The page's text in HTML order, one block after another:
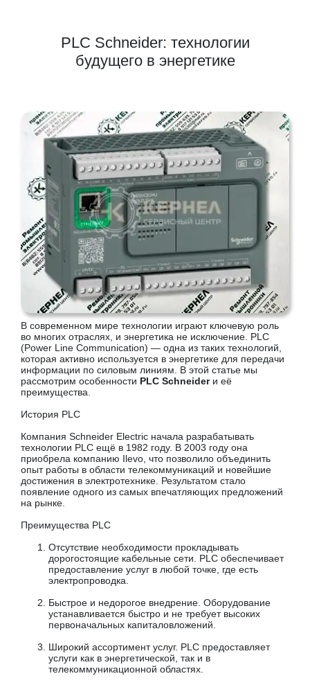
PLC Schneider: технологии
будущего в энергетике
В современном мире технологии играют ключевую роль
во многих отраслях, и энергетика не исключение. PLC
(Power Line Communication) — одна из таких технологий,
которая активно используется в энергетике для передачи
информации по силовым линиям. В этой статье мы
рассмотрим особенности PLC Schneiderи её
преимущества.
История PLC
Компания Schneider Electric начала разрабатывать
технологии PLC ещё в 1982 году. В 2003 году она
приобрела компанию Ilevo, что позволило объединить
опыт работы в области телекоммуникаций и новейшие
достижения в электротехнике. Результатом стало
появление одного из самых впечатляющих предложений
на рынке.
Преимущества PLC
Отсутствие необходимости прокладывать
дорогостоящие кабельные сети. PLC обеспечивает
предоставление услуг в любой точке, где есть
электропроводка.
Быстрое и недорогое внедрение. Оборудование
устанавливается быстро и не требует высоких
первоначальных капиталовложений.
Широкий ассортимент услуг. PLC предоставляет
услуги как в энергетической, так и в
телекоммуникационной областях.